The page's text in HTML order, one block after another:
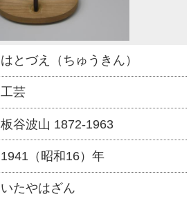
はとづえ（ちゅうきん）
工芸
板谷波山 1872-1963
1941（昭和16）年
いたやはざん